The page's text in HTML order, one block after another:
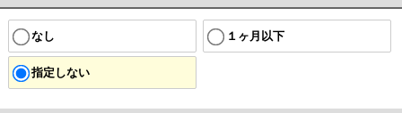
なし １ヶ月以下
指定しない